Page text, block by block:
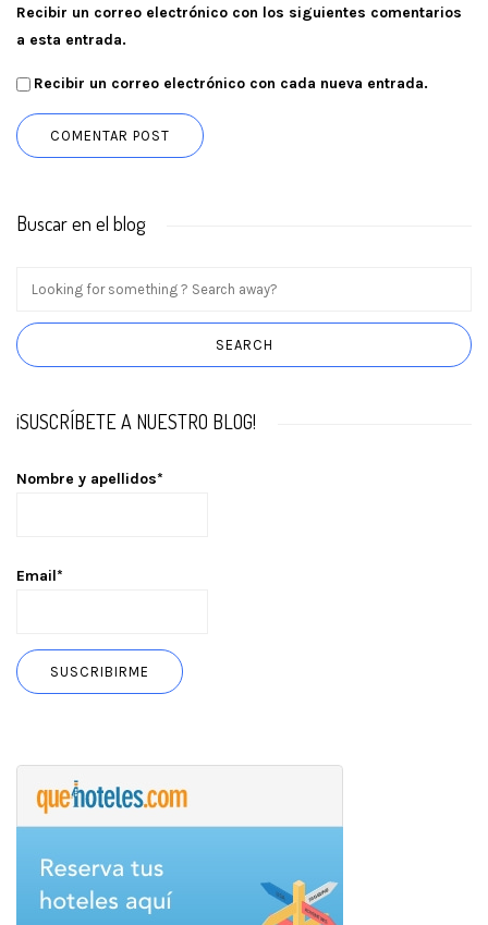
Recibir un correo electrónico con los siguientes comentarios
a esta entrada.
Recibir un correo electrónico con cada nueva entrada.
Buscar en el blog
¡SUSCRÍBETE A NUESTRO BLOG!
Nombre y apellidos*
Email*